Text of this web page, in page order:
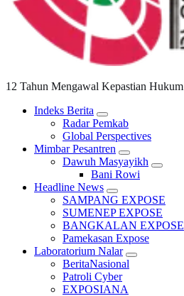
12 Tahun Mengawal Kepastian Hukum
Indeks Berita
Radar Pemkab
Global Perspectives
Mimbar Pesantren
Dawuh Masyayikh
Bani Rowi
Headline News
SAMPANG EXPOSE
SUMENEP EXPOSE
BANGKALAN EXPOSE
Pamekasan Expose
Laboratorium Nalar
BeritaNasional
Patroli Cyber
EXPOSIANA